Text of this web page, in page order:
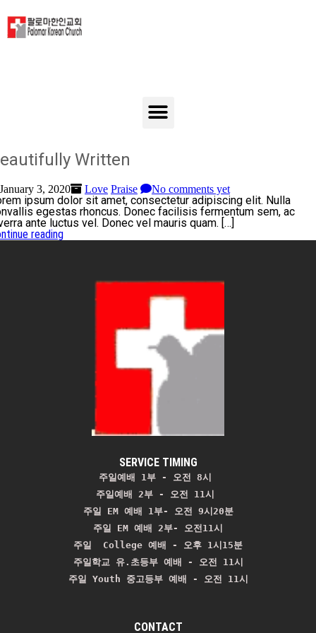
Written
January 3, 2020 Love Praise No comments yet
ipsum dolor sit amet, consectetur adipiscing elit. Nulla
egestas rhoncus. Donec facilisis fermentum sem, ac
ante luctus vel. Donec vel mauris quam. […]
reading
SERVICE TIMING
주일예배 1부 - 오전 8시
주일예배 2부 - 오전 11시
주일 EM 예배 1부- 오전 9시20분
주일 EM 예배 2부- 오전11시
주일  College 예배 - 오후 1시15분
주일학교 유.초등부 예배 - 오전 11시
주일 Youth 중고등부 예배 - 오전 11시
CONTACT